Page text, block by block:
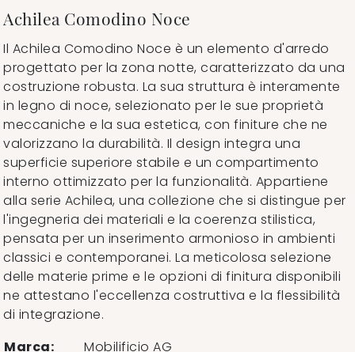
Achilea Comodino Noce
Il Achilea Comodino Noce è un elemento d'arredo
progettato per la zona notte, caratterizzato da una
costruzione robusta. La sua struttura è interamente
in legno di noce, selezionato per le sue proprietà
meccaniche e la sua estetica, con finiture che ne
valorizzano la durabilità. Il design integra una
superficie superiore stabile e un compartimento
interno ottimizzato per la funzionalità. Appartiene
alla serie Achilea, una collezione che si distingue per
l'ingegneria dei materiali e la coerenza stilistica,
pensata per un inserimento armonioso in ambienti
classici e contemporanei. La meticolosa selezione
delle materie prime e le opzioni di finitura disponibili
ne attestano l'eccellenza costruttiva e la flessibilità
di integrazione.
Marca:
Mobilificio AG